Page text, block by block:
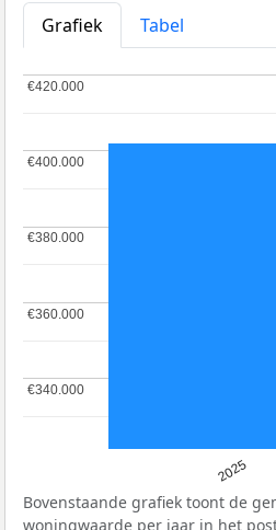
Grafiek
Tabel
2025
€340.000
€340.000
€360.000
€360.000
€380.000
€380.000
€400.000
€400.000
€420.000
€420.000
Bovenstaande grafiek toont de
woningwaarde per jaar in het